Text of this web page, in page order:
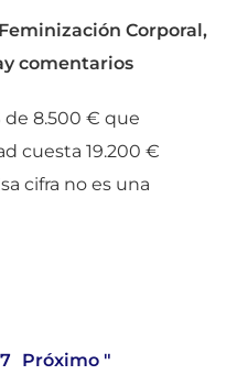
Feminización Corporal,
comentarios
de 8.500 € que
cuesta 19.200 €
cifra no es una
7 Próximo "